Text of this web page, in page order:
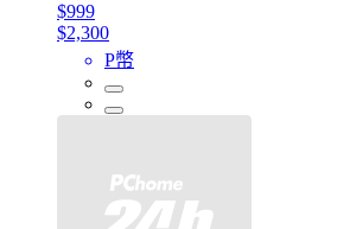
$999
$2,300
P幣